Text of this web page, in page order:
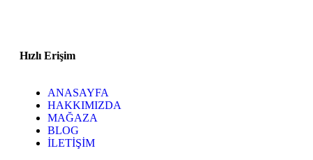
Hızlı Erişim
ANASAYFA
HAKKIMIZDA
MAĞAZA
BLOG
İLETİŞİM